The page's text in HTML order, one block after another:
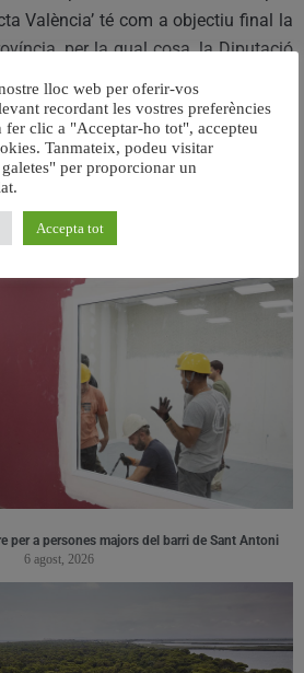
València’ té com a objectiu final la
per la qual cosa, la Diputació
més adequada per al seu
per a persones majors del barri de Sant Antoni
6 agost, 2026
lloc web per oferir-vos
recordant les vostres preferències
fer clic a "Acceptar-ho tot", accepteu
Tanmateix, podeu visitar
per proporcionar un
Accepta tot